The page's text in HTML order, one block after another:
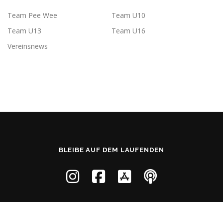
Team Pee Wee
Team U10
Team U13
Team U16
Vereinsnews
BLEIBE AUF DEM LAUFENDEN